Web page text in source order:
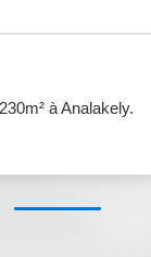
à Analakely.